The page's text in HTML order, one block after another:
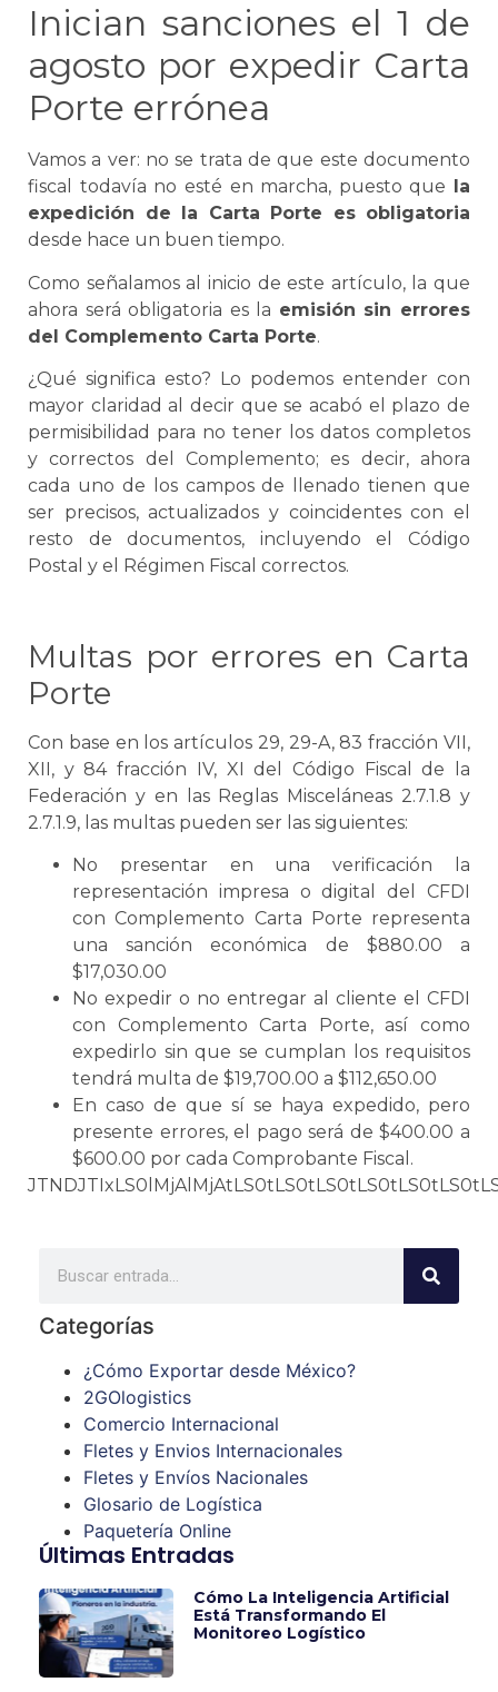
Inician sanciones el 1 de
agosto por expedir Carta
Porte errónea
Vamos a ver: nose trata de que este documento
fiscal todavía no esté en marcha, puesto que la
expedición de la Carta Porte es obligatoria
desde hace un buen tiempo.
Como señalamos al inicio de este artículo, la que
ahora será obligatoria es la emisión sin errores
del Complemento Carta Porte.
¿Qué significa esto? Lo podemos entender con
mayor claridad al decir quese acabó el plazo de
permisibilidad para no tener los datos completos
y correctos del Complemento; es decir, ahora
cada uno de los campos de llenado tienen que
ser precisos, actualizados y coincidentes con el
resto de documentos, incluyendo el Código
Postal y el Régimen Fiscal correctos.
Multas por errores en Carta
Porte
Con base en los artículos 29, 29-A, 83 fracción VII,
XII, y 84 fracción IV, XI del Código Fiscal de la
Federación y en las Reglas Misceláneas 2.7.1.8 y
2.7.1.9, las multas pueden ser las siguientes:
No presentar en una verificación la
representación impresa o digital del CFDI
conComplemento Carta Porte representa
una sanción económica de $880.00 a
$17,030.00
No expedir o no entregar al cliente el CFDI
con ComplementoCarta Porte, así como
expedirlo sin que se cumplan los requisitos
tendrá multa de $19,700.00 a $112,650.00
En caso de que sí se haya expedido, pero
presente errores, el pago será de $400.00 a
$600.00 por cada Comprobante Fiscal .
Categorías
¿Cómo Exportar desde México?
2GOlogistics
Comercio Internacional
Fletes y Envios Internacionales
Fletes y Envíos Nacionales
Glosario de Logística
Paquetería Online
Últimas Entradas
Cómo La Inteligencia Artificial
Está Transformando El
Monitoreo Logístico